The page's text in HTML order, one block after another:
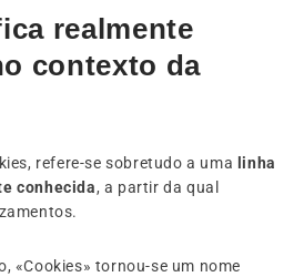
realmente
contexto da
refere-se sobretudo a uma linha
conhecida, a partir da qual
«Cookies» tornou-se um nome